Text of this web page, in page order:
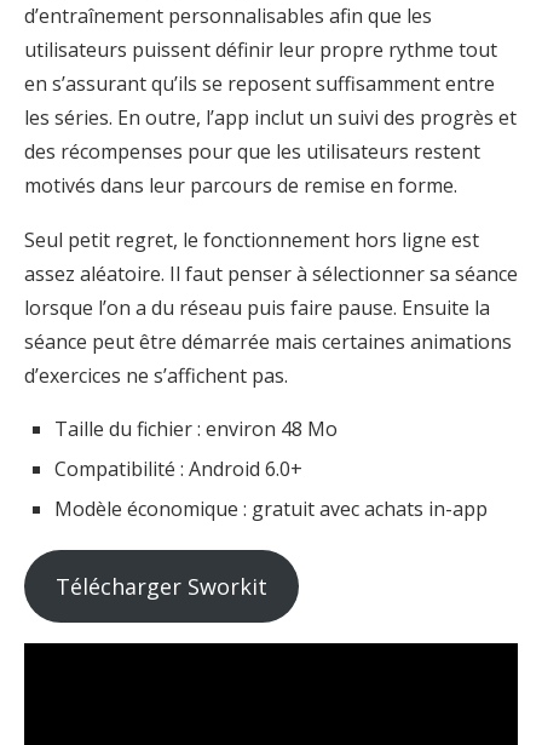
d’entraînement personnalisables afin que les
utilisateurs puissent définir leur propre rythme tout
en s’assurant qu’ils se reposent suffisamment entre
les séries. En outre, l’app inclut un suivi des progrès et
des récompenses pour que les utilisateurs restent
motivés dans leur parcours de remise en forme.
Seul petit regret, le fonctionnement hors ligne est
assez aléatoire. Il faut penser à sélectionner sa séance
lorsque l’on a du réseau puis faire pause. Ensuite la
séance peut être démarrée mais certaines animations
d’exercices ne s’affichent pas.
Taille du fichier : environ 48 Mo
Compatibilité : Android 6.0+
Modèle économique : gratuit avec achats in-app
Télécharger Sworkit